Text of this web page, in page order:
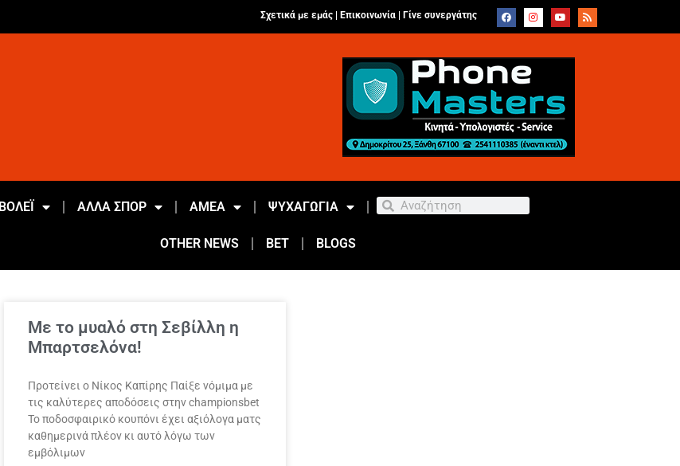
Σχετικά με εμάς | Επικοινωνία Γίνε συνεργάτης
ΒΟΛΕΪ ΑΛΛΑ ΣΠΟΡ ΑΜΕΑ ΨΥΧΑΓΩΓΙΑ
OTHER NEWS BET BLOGS
Με το μυαλό στη Σεβίλλη η
Μπαρτσελόνα!
Προτείνει ο Νίκος Καπίρης Παίξε νόμιμα με
τις καλύτερες αποδόσεις στην championsbet
Το ποδοσφαιρικό κουπόνι έχει αξιόλογα ματς
καθημερινά πλέον κι αυτό λόγω των
εμβόλιμων